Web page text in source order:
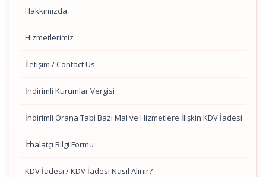
Hakkımızda
Hizmetlerimiz
İletişim / Contact Us
İndirimli Kurumlar Vergisi
İndirimli Orana Tabi Bazı Mal ve Hizmetlere İlişkin KDV İadesi
İthalatçı Bilgi Formu
KDV İadesi / KDV İadesi Nasıl Alınır?